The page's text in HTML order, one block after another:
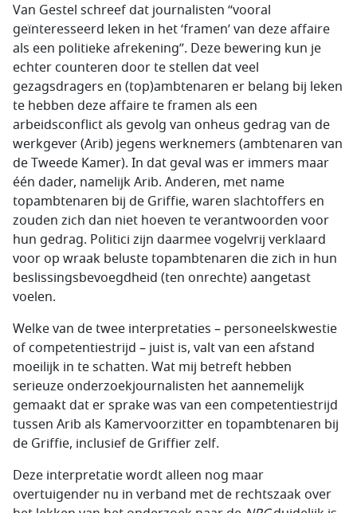
Van Gestel schreef dat journalisten “vooral
geïnteresseerd leken in het ‘framen’ van deze affaire
als een politieke afrekening”. Deze bewering kun je
echter counteren door te stellen dat veel
gezagsdragers en (top)ambtenaren er belang bij leken
te hebben deze affaire te framen als een
arbeidsconflict als gevolg van onheus gedrag van de
werkgever (Arib) jegens werknemers (ambtenaren van
de Tweede Kamer). In dat geval was er immers maar
één dader, namelijk Arib. Anderen, met name
topambtenaren bij de Griffie, waren slachtoffers en
zouden zich dan niet hoeven te verantwoorden voor
hun gedrag. Politici zijn daarmee vogelvrij verklaard
voor op wraak beluste topambtenaren die zich in hun
beslissingsbevoegdheid (ten onrechte) aangetast
voelen.
Welke van de twee interpretaties – personeelskwestie
of competentiestrijd – juist is, valt van een afstand
moeilijk in te schatten. Wat mij betreft hebben
serieuze onderzoekjournalisten het aannemelijk
gemaakt dat er sprake was van een competentiestrijd
tussen Arib als Kamervoorzitter en topambtenaren bij
de Griffie, inclusief de Griffier zelf.
Deze interpretatie wordt alleen nog maar
overtuigender nu in verband met de rechtszaak over